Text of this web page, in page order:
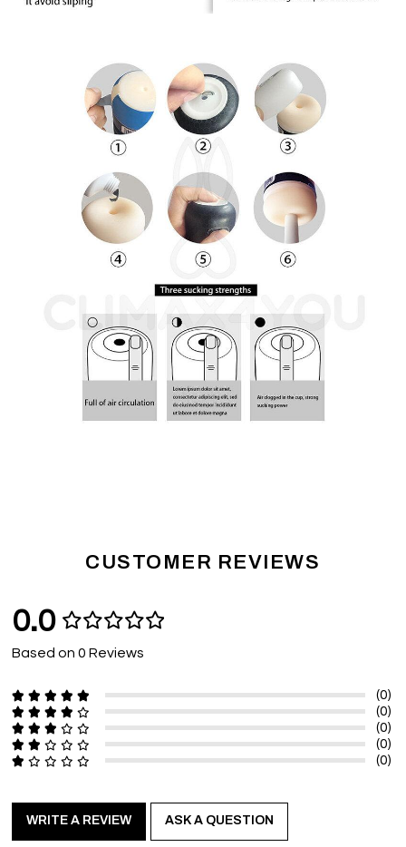
CUSTOMER REVIEWS
0.0
Based on 0 Reviews
(0)
(0)
(0)
(0)
(0)
WRITE A REVIEW ASK A QUESTION